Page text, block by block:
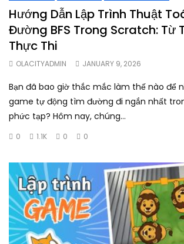
Hướng Dẫn Lập Trình Thuật
Đường BFS Trong Scratch: Từ
Thực Thi
OLACITYADMIN JANUARY 9, 2026
Bạn đã bao giờ thắc mắc làm thế nào để
game tự động tìm đường đi ngắn nhất
phức tạp? Hôm nay, chúng...
0 1.1K 0 0